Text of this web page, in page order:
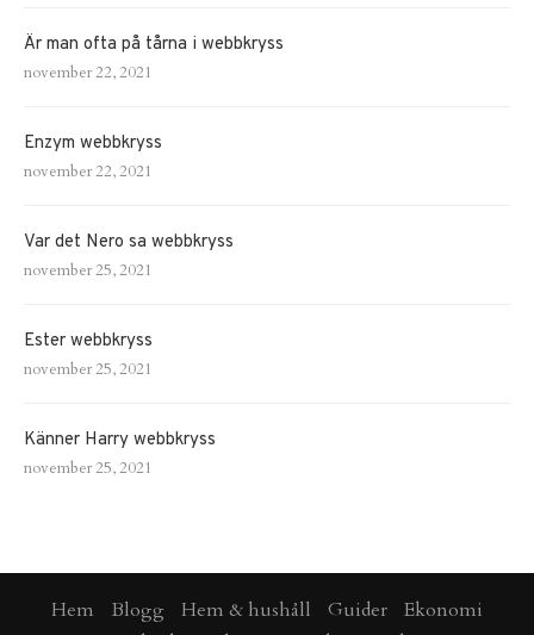
Är man ofta på tårna i webbkryss
november 22, 2021
Enzym webbkryss
november 22, 2021
Var det Nero sa webbkryss
november 25, 2021
Ester webbkryss
november 25, 2021
Känner Harry webbkryss
november 25, 2021
Hem Blogg Hem & hushåll Guider
Ekonomi